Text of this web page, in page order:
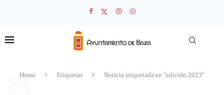
Home Etiquetas Noticia etiquetada en "edición 2023"